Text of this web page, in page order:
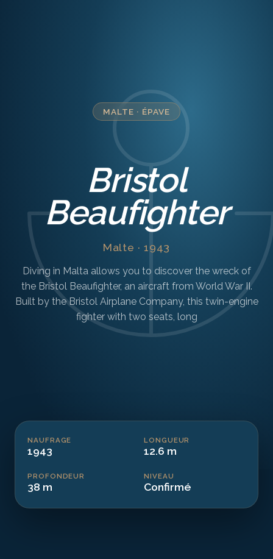
MALTE · ÉPAVE
Bristol
Beaufighter
Malte · 1943
Diving in Malta allows you to discover the wreck of
the Bristol Beaufighter, an aircraft from World War II.
Built by the Bristol Airplane Company, this twin-engine
fighter with two seats, long
NAUFRAGE
1943
LONGUEUR
12.6 m
PROFONDEUR
38 m
NIVEAU
Confirmé